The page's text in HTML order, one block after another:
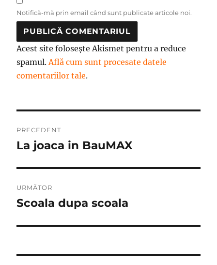
Notifică-mă prin email când sunt publicate articole noi.
Acest site folosește Akismet pentru a reduce
spamul. Află cum sunt procesate datele
comentariilor tale.
în
PRECEDENT
Articolul
La joaca in BauMAX
URMĂTOR
Articolul
Scoala dupa scoala